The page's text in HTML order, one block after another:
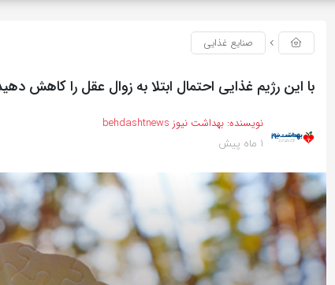
صنایع غذایی
با این رژیم غذایی احتمال ابتلا به زوال عقل را کاهش
نویسنده: بهداشت نیوز behdashtnews
1 ماه پیش